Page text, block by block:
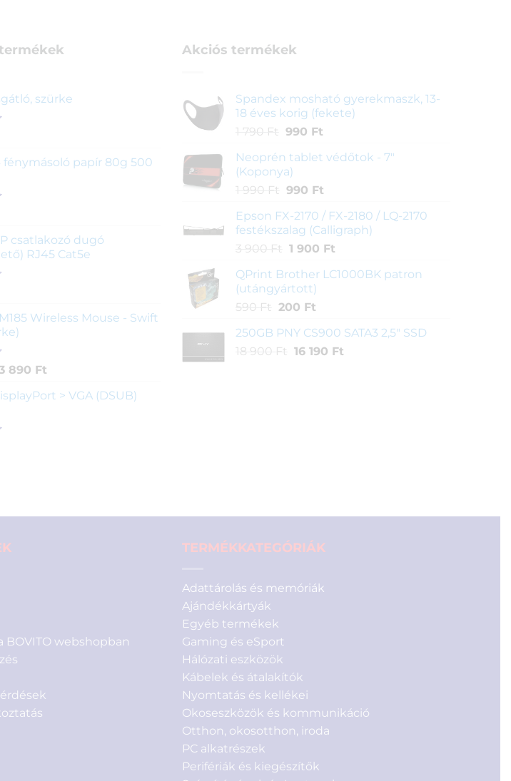
szürke
fénymásoló papír 80g 500
csatlakozó dugó
RJ45 Cat5e
Wireless Mouse - Swift
Ft.
890 FtCurrent
is:> VGA (DSUB)
Akciós termékek
Spandex mosható gyerekmaszk, 13-
18 éves korig (fekete)
1 790 Ft Original
was:
1
790 Ft.
990 FtCurrent
is:
Neoprén tablet védőtok - 7"
(Koponya)
1 990 Ft Original
was:
1
990 Ft.
990 FtCurrent
is:
990 Ft.
Epson FX-2170 / FX-2180 / LQ-2170
festékszalag (Calligraph)
3 900 Ft Original
was:
3
900 Ft.
1 900 FtCurrent
is:
QPrint Brother LC1000BK patron
(utángyártott)
590 Ft Original
was:
590 Ft.
200 FtCurrent
is:
200 Ft.
250GB PNY CS900 SATA3 2,5" SSD
18 900 Ft Original
16 190 FtCurrent
BOVITO webshopban
TERMÉKKATEGÓRIÁK
Adattárolás és memóriák
Ajándékkártyák
Egyéb termékek
Gaming és eSport
Hálózati eszközök
Kábelek és átalakítók
Nyomtatás és kellékei
Okoseszközök és kommunikáció
Otthon, okosotthon, iroda
PC alkatrészek
Perifériák és kiegészítők